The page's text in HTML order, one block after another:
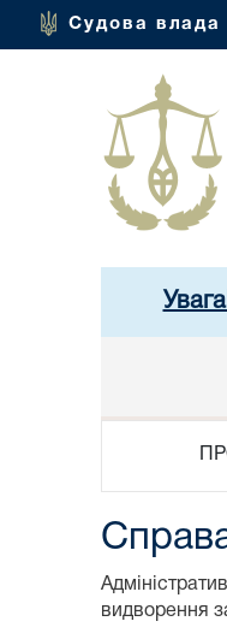
Судова влада
видворення